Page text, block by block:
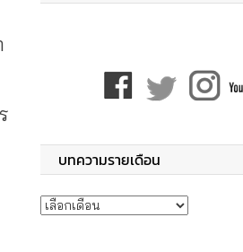
บทความรายเดือน
บทความรายเดือน